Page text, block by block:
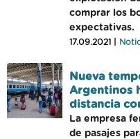
comprar los
expectativas.
17.09.2021 |
Nueva
Argentinos
distancia
La empresa
de pasajes